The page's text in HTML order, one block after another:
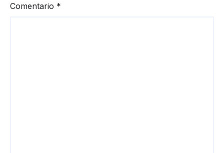
Comentario *